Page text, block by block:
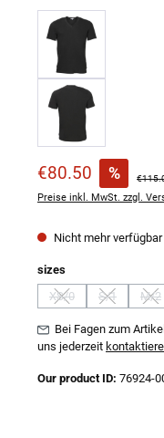
Verkaufspreis:
€80.50 %
Preise inkl. MwSt. zzgl.
Nicht mehr verfügbar
sizesauswählen
XS/0
(Diese Option ist
S/1
(Diese
M/2
Bei Fagen zum
uns jederzeit
Our product ID: 76924-